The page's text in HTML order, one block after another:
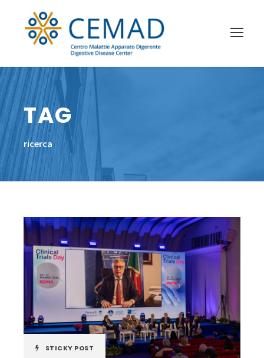
TAG
ricerca
STICKY POST